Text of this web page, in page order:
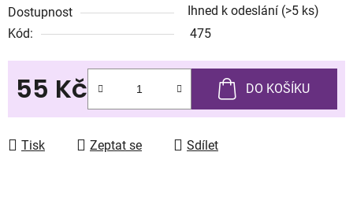
Dostupnost Ihned k odeslání (>5 ks)
Kód:
475
55 Kč DO KOŠÍKU
Tisk Zeptat se Sdílet